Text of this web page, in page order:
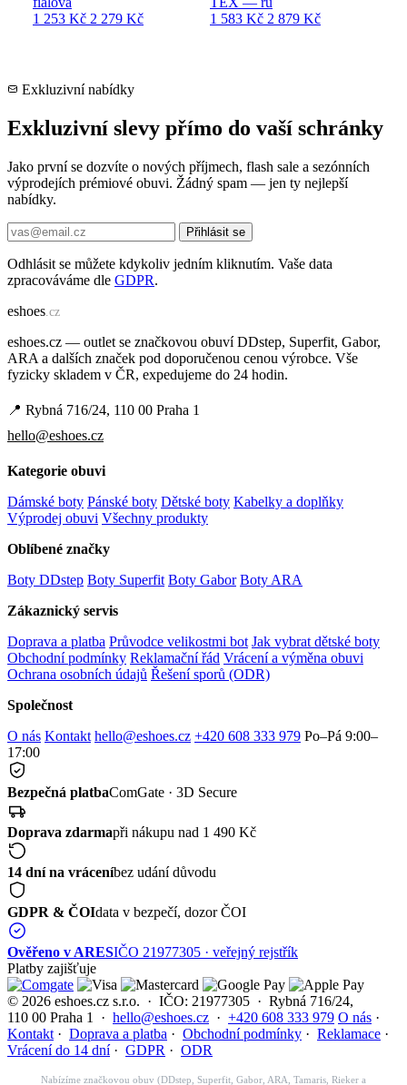
1 253 Kč 2 279 Kč
1 583 Kč 2 879 Kč
Exkluzivní nabídky
Exkluzivní slevy přímo do vaší schránky
Jako první se dozvíte o nových příjmech, flash sale a sezónních
výprodejích prémiové obuvi. Žádný spam — jen ty nejlepší
nabídky.
Přihlásit se
Odhlásit se můžete kdykoliv jedním kliknutím. Vaše data
zpracováváme dle GDPR.
eshoes.cz
eshoes.cz — outlet se značkovou obuví DDstep, Superfit, Gabor,
ARA a dalších značek pod doporučenou cenou výrobce. Vše
fyzicky skladem v ČR, expedujeme do 24 hodin.
📍 Rybná 716/24, 110 00 Praha 1
hello@eshoes.cz
Kategorie obuvi
Dámské boty Pánské boty Dětské boty Kabelky a doplňky
Výprodej obuvi Všechny produkty
Oblíbené značky
Boty DDstep Boty Superfit Boty Gabor Boty ARA
Zákaznický servis
Doprava a platba Průvodce velikostmi bot Jak vybrat dětské boty
Obchodní podmínky Reklamační řád Vrácení a výměna obuvi
Ochrana osobních údajů Řešení sporů (ODR)
Společnost
O nás Kontakt hello@eshoes.cz +420 608 333 979 Po–Pá 9:00–
17:00
Bezpečná platbaComGate · 3D Secure
Doprava zdarmapři nákupu nad 1 490 Kč
14 dní na vráceníbez udání důvodu
GDPR & ČOIdata v bezpečí, dozor ČOI
Ověřeno v ARESIČO 21977305 · veřejný rejstřík
Platby zajišťuje
© 2026 eshoes.cz s.r.o. · IČO: 21977305 · Rybná 716/24,
110 00 Praha 1 · hello@eshoes.cz · +420 608 333 979 O nás ·
Kontakt · Doprava a platba · Obchodní podmínky · Reklamace ·
Vrácení do 14 dní· GDPR · ODR
Nabízíme značkovou obuv (DDstep, Superfit, Gabor, ARA, Tamaris, Rieker a